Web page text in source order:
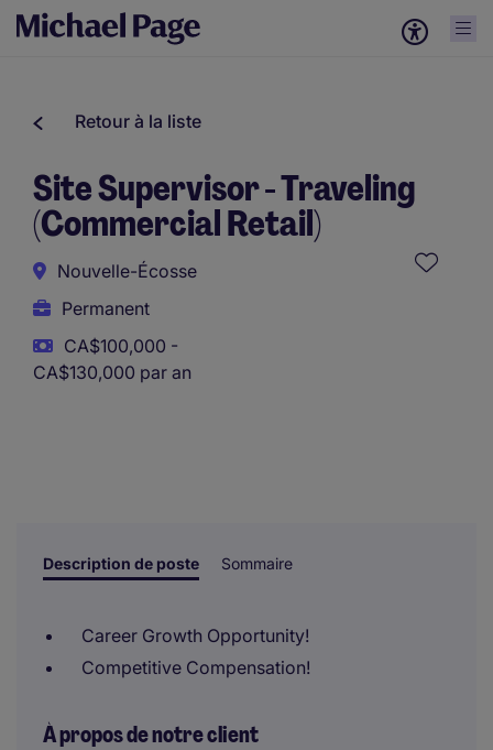
Retour à la liste
Site Supervisor - Traveling
(Commercial Retail)
Nouvelle-Écosse
Permanent
CA$100,000 -
CA$130,000 par an
Description de poste Sommaire
Career Growth Opportunity!
Competitive Compensation!
À propos de notre client